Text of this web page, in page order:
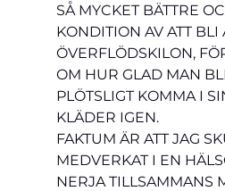
SÅ MYCKET BÄTTRE
KONDITION AV ATT BLI
ÖVERFLÖDSKILON,
OM HUR GLAD MAN
PLÖTSLIGT KOMMA I
KLÄDER IGEN.
FAKTUM ÄR ATT JAG
MEDVERKAT I EN
NERJA TILLSAMMANS